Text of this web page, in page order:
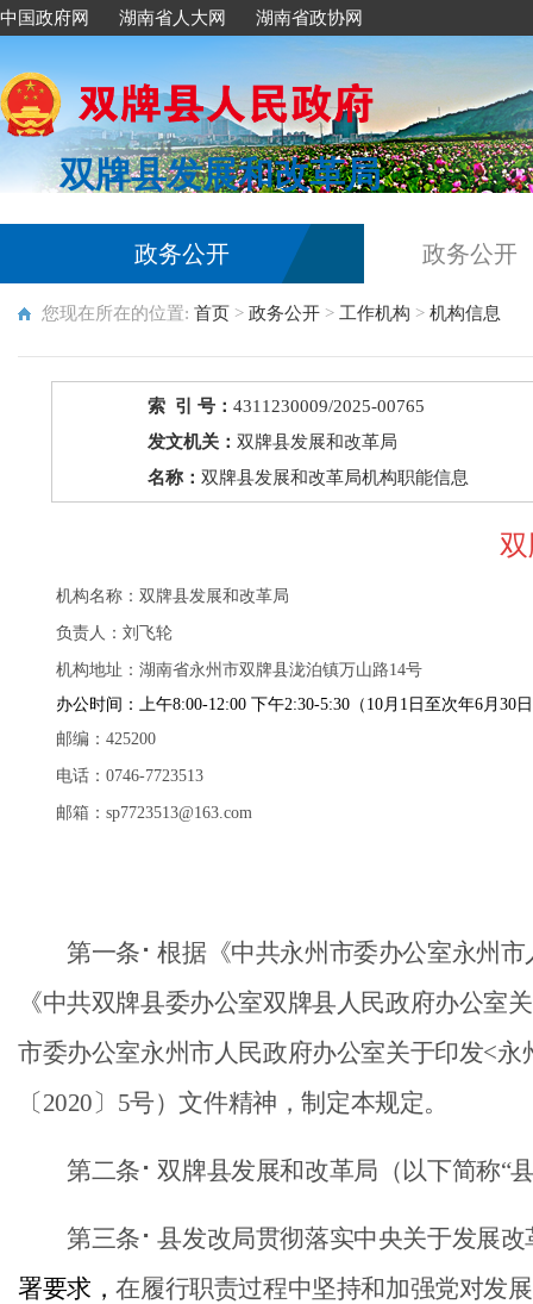
中国政府网 湖南省人大网 湖南省政协网
双牌县发展和改革局
政务公开 政务公开
您现在所在的位置: 首页 > 政务公开 > 工作机构 > 机构信息
索 引 号：4311230009/2025-00765
发文机关：双牌县发展和改革局
名称：双牌县发展和改革局机构职能信息
机构名称：双牌县发展和改革局
负责人：刘飞轮
机构地址：湖南省永州市双牌县泷泊镇万山路14号
办公时间：上午8:00-12:00 下午2:30-5:30（10月1日至次年6月
邮编： 425200
电话： 0746-7723513
邮箱： sp7723513@163.com
第一条⠂根据《中共永州市委办公室永州
《中共双牌县委办公室双牌县人民政府办公室
市委办公室永州市人民政府办公室关于印发<
〔2020〕5号）文件精神，制定本规定。
第二条⠂双牌县发展和改革局（以下简称“
第三条⠂县发改局贯彻落实中央关于发展
署要求 ，在履行职责过程中坚持和加强党对发